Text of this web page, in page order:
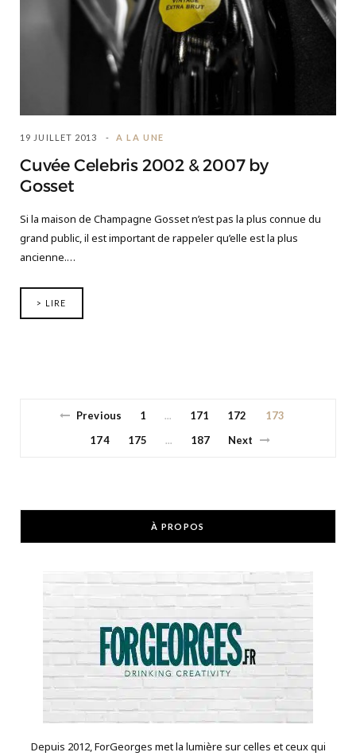
19 JUILLET 2013 A LA UNE
Cuvée Celebris 2002 & 2007 by
Gosset
Si la maison de Champagne Gosset n’est pas la plus connue du
grand public, il est important de rappeler qu’elle est la plus
ancienne.…
> LIRE
Previous 1 … 171 172
173
174
175 … 187 Next
À PROPOS
Depuis 2012, ForGeorges met la lumière sur celles et ceux qui